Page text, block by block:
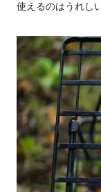
使えるのはうれし